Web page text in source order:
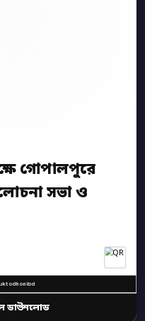
গোপালপুরে
সভা ও
ডাউনলোড